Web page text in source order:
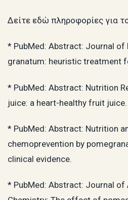
Δείτε εδώ πληροφορίες για
* PubMed: Abstract: Journal of
granatum: heuristic treatment
* PubMed: Abstract: Nutrition
juice: a heart-healthy fruit juice.
* PubMed: Abstract: Nutrition
chemoprevention by
clinical evidence.
* PubMed: Abstract: Journal of